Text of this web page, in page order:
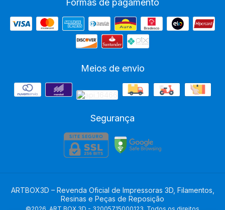
Formas de pagamento
Meios de envio
Segurança
ARTBOX3D – Revenda Oficial de Impressoras 3D, Filamentos,
Resinas e Peças de Reposição